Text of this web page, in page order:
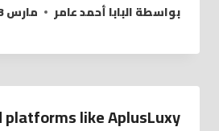
بواسطةالبابا أحمد عامر مارس 23, 2022
like AplusLuxy